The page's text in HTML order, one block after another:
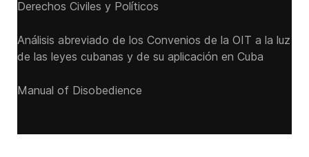
Derechos Civiles y Políticos
Análisis abreviado de los Convenios de la OIT a la luz
de las leyes cubanas y de su aplicación en Cuba
Manual of Disobedience